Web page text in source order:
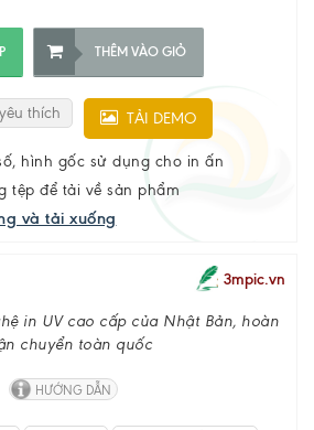
THÊM VÀO GIỎ
thích TẢI DEMO
hình gốc sử dụng cho in ấn
tệp để tải về sản phẩm
và tải xuống
3mpic.vn
in UV cao cấp của Nhật Bản, hoàn
chuyển toàn quốc
HƯỚNG DẪN